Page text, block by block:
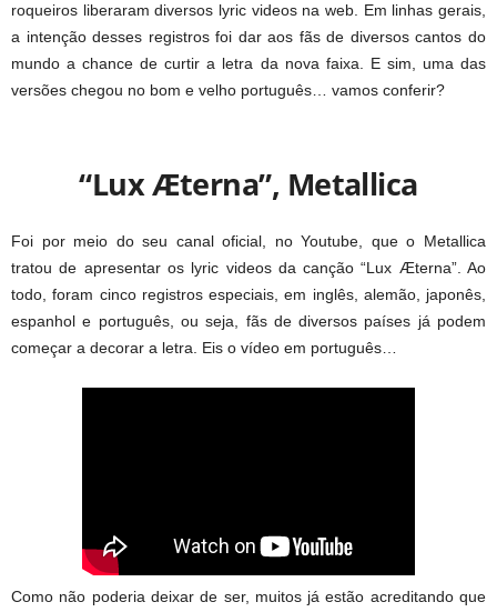
roqueiros liberaram diversos lyric videos na web. Em linhas gerais,
a intenção desses registros foi dar aos fãs de diversos cantos do
mundo a chance de curtir a letra da nova faixa. E sim, uma das
versões chegou no bom e velho português… vamos conferir?
“Lux Æterna”, Metallica
Foi por meio do seu canal oficial, no Youtube, que o Metallica
tratou de apresentar os lyric videos da canção “Lux Æterna”. Ao
todo, foram cinco registros especiais, em inglês, alemão, japonês,
espanhol e português, ou seja, fãs de diversos países já podem
começar a decorar a letra. Eis o vídeo em português…
Como não poderia deixar de ser, muitos já estão acreditando que